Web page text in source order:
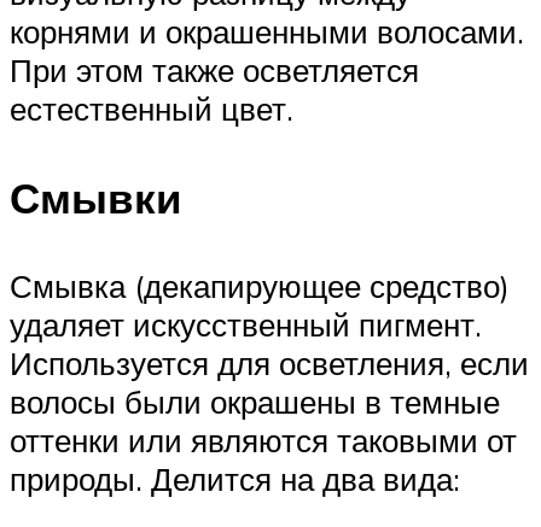
корнями и окрашенными волосами.
При этом также осветляется
естественный цвет.
Смывки
Смывка (декапирующее средство)
удаляет искусственный пигмент.
Используется для осветления, если
волосы были окрашены в темные
оттенки или являются таковыми от
природы. Делится на два вида: